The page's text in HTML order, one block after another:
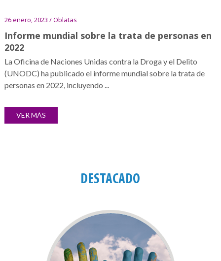
26 enero, 2023 / Oblatas
Informe mundial sobre la trata de personas en
2022
La Oficina de Naciones Unidas contra la Droga y el Delito
(UNODC) ha publicado el informe mundial sobre la trata de
personas en 2022, incluyendo ...
VER MÁS
DESTACADO